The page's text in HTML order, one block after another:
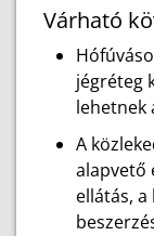
Várható
jégréteg
lehetnek
A
alapvető
ellátás,